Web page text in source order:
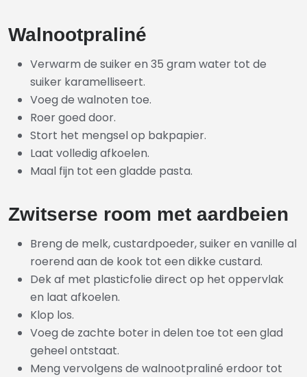
Walnootpraliné
Verwarm de suiker en 35 gram water tot de
suiker karamelliseert.
Voeg de walnoten toe.
Roer goed door.
Stort het mengsel op bakpapier.
Laat volledig afkoelen.
Maal fijn tot een gladde pasta.
Zwitserse room met aardbeien
Breng de melk, custardpoeder, suiker en vanille al
roerend aan de kook tot een dikke custard.
Dek af met plasticfolie direct op het oppervlak
en laat afkoelen.
Klop los.
Voeg de zachte boter in delen toe tot een glad
geheel ontstaat.
Meng vervolgens de walnootpraliné erdoor tot